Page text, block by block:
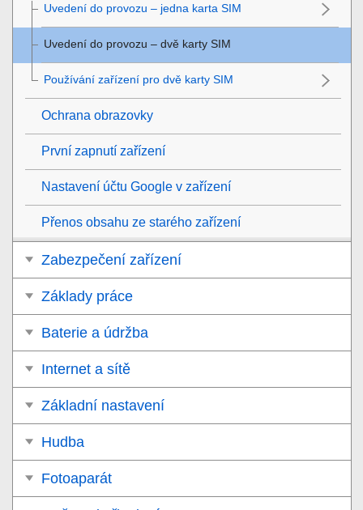
Uvedení do provozu – jedna karta SIM
Uvedení do provozu – dvě karty SIM
Používání zařízení pro dvě karty SIM
Ochrana obrazovky
První zapnutí zařízení
Nastavení účtu Google v zařízení
Přenos obsahu ze starého zařízení
Zabezpečení zařízení
Základy práce
Baterie a údržba
Internet a sítě
Základní nastavení
Hudba
Fotoaparát